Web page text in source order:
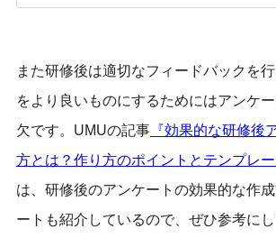
また研修後は適切なフィードバックを
をより良いものにするためにはアンケ
欠です。UMUの記事『効果的な研修後
方とは？作り方のポイントとテンプレー
は、研修後のアンケートの効果的な作
ートも紹介しているので、ぜひ参考にし